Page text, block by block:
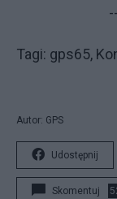
Tagi: gps65,
Autor: GPS
Udostępnij
Skomentuj